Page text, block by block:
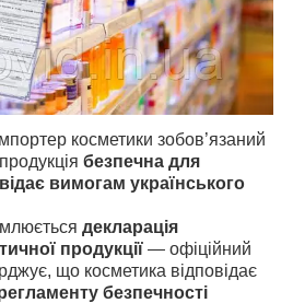
косметики зобов’язаний
безпечна для
вимогам українського
декларація
продукції — офіційний
що косметика відповідає
безпечності